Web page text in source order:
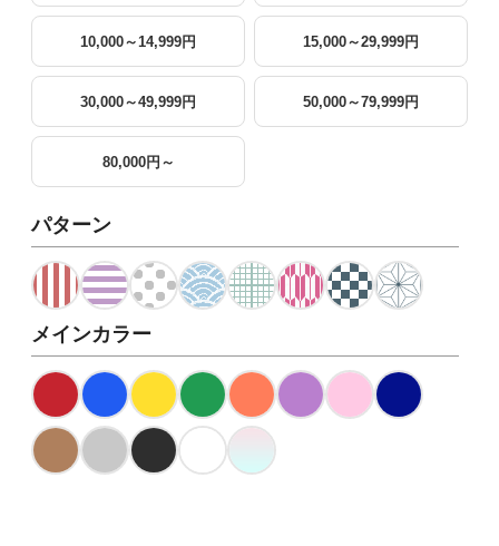
10,000～14,999円 15,000～29,999円
30,000～49,999円 50,000～79,999円
80,000円～
パターン
メインカラー